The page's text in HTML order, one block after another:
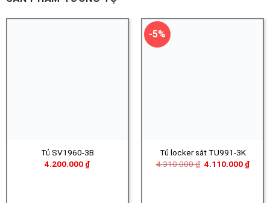
Tủ SV1960-3B
4.200.000 ₫
-5%
Tủ locker sắt TU991-3K
4.310.000₫ Giá
4.110.000 ₫Giá
hiện